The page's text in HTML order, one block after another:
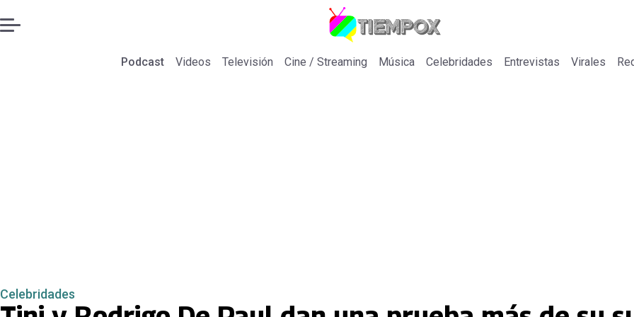
Podcast Videos Televisión Cine / Streaming Música Celebridades Entrevistas Virales
Celebridades